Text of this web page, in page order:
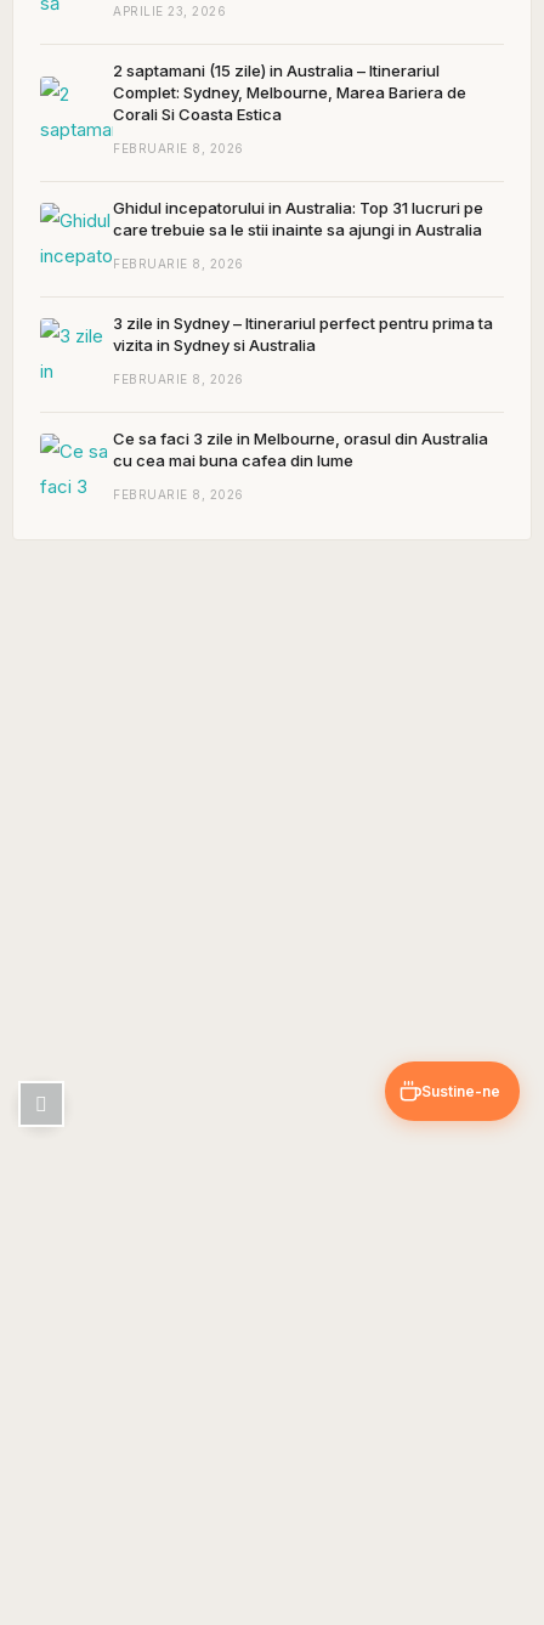
APRILIE 23, 2026
2 saptamani (15 zile) in Australia – Itinerariul
Complet: Sydney, Melbourne, Marea Bariera de
Corali Si Coasta Estica
FEBRUARIE 8, 2026
Ghidul incepatorului in Australia: Top 31 lucruri pe
care trebuie sa le stii inainte sa ajungi in Australia
FEBRUARIE 8, 2026
3 zile in Sydney – Itinerariul perfect pentru prima ta
vizita in Sydney si Australia
FEBRUARIE 8, 2026
Ce sa faci 3 zile in Melbourne, orasul din Australia
cu cea mai buna cafea din lume
FEBRUARIE 8, 2026
Sustine-ne